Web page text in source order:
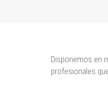
Disponemos en
profesionales